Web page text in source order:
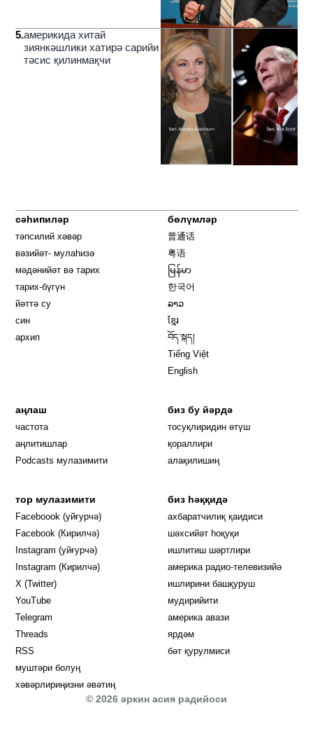
5.америкида хитай
зиянкәшлики хатирә сарийи
тәсис қилинмақчи
сәһипиләр
тәпсилий хәвәр
вәзийәт- мулаһизә
мәдәнийәт вә тарих
тарих-бүгүн
йәттә су
син
архип
бөлүмләр
普通话
粤语
မြန်မာ
한국어
ລາວ
ខ្មែរ
བོད་སྐད།
Tiếng Việt
English
аңлаш
частота
аңлитишлар
Podcasts мулазимити
биз бу йәрдә
тосуқлиридин өтүш
қораллири
алақилишиң
тор мулазимити
Faceboook (уйғурчә) Opens in new window
Facebook (Кирилчә) Opens in new window
Instagram (уйғурчә) Opens in new window
Instagram (Кирилчә) Opens in new window
X (Twitter)
YouTube
Telegram
Threads
RSS
муштәри болуң
хәвәрлириңизни әвәтиң
биз һәққидә
ахбаратчилиқ қаидиси
шәхсийәт һоқуқи
ишлитиш шәртлири
америка радио-телевизийә
ишлирини башқуруш
мудирийити
америка авази
ярдәм
бәт қурулмиси
© 2026 әркин асия радийоси